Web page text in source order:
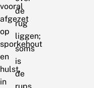
vooral
afgezet
op
sporkehout
en
hulst,
in
de
rug
liggen;
soms
is
de